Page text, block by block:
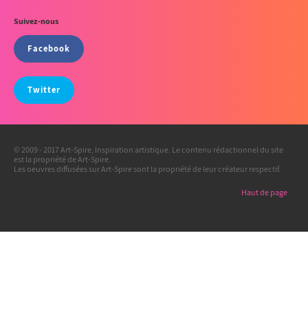
Suivez-nous
Facebook
Twitter
© 2009 - 2017 Art-Spire, Inspiration artistique. Le contenu rédactionnel du site
est la propriété de Art-Spire.
Les oeuvres diffusées sur Art-Spire sont la propriété de leur créateur respectif.
Haut de page